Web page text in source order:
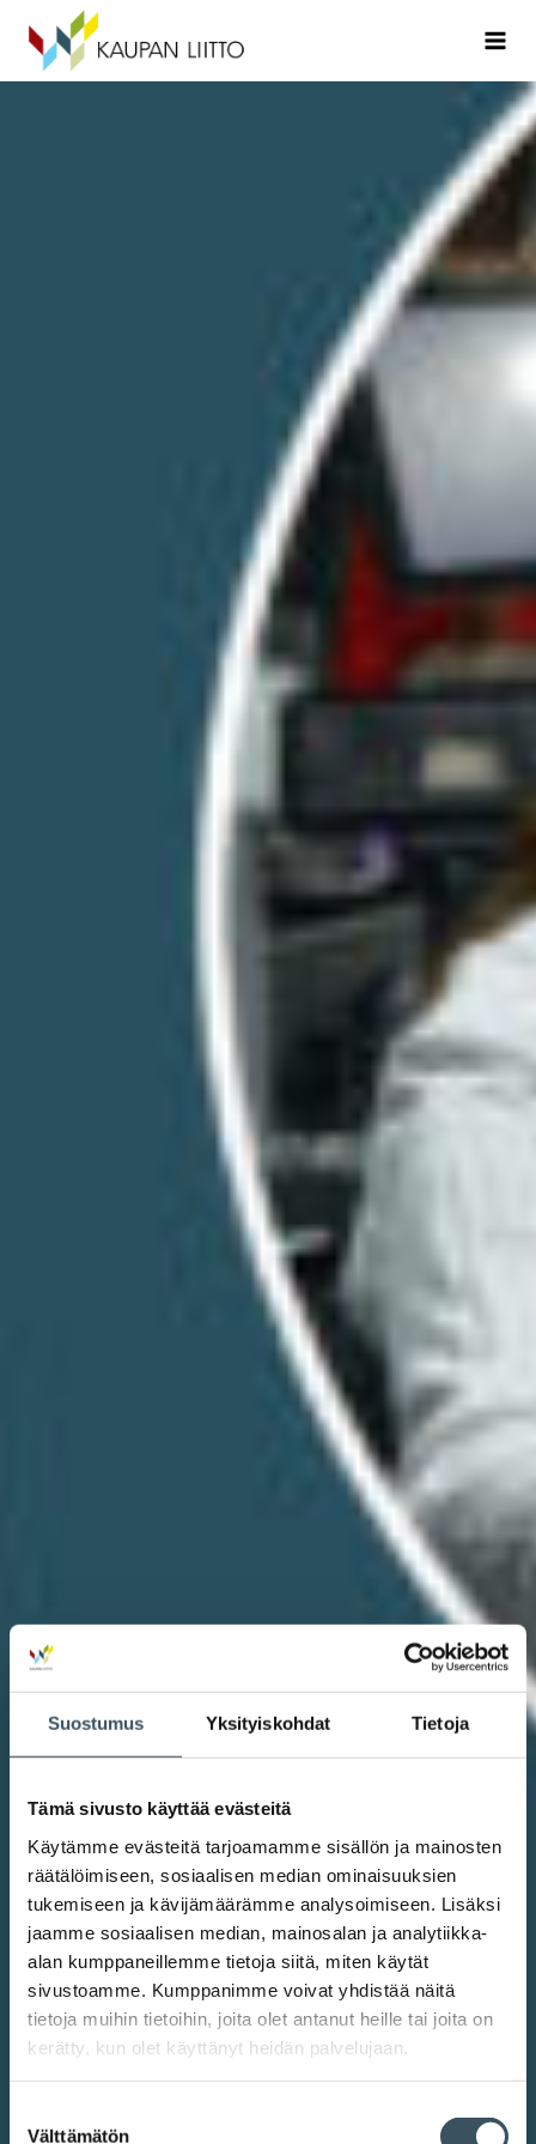
Suostumus Yksityiskohdat Tietoja
Tämä sivusto käyttää evästeitä
Käytämme evästeitä tarjoamamme sisällön ja mainosten
räätälöimiseen, sosiaalisen median ominaisuuksien
tukemiseen ja kävijämäärämme analysoimiseen. Lisäksi
jaamme sosiaalisen median, mainosalan ja analytiikka-
alan kumppaneillemme tietoja siitä, miten käytät
sivustoamme. Kumppanimme voivat yhdistää näitä
tietoja muihin tietoihin, joita olet antanut heille tai joita on
kerätty, kun olet käyttänyt heidän palvelujaan.
Välttämätön